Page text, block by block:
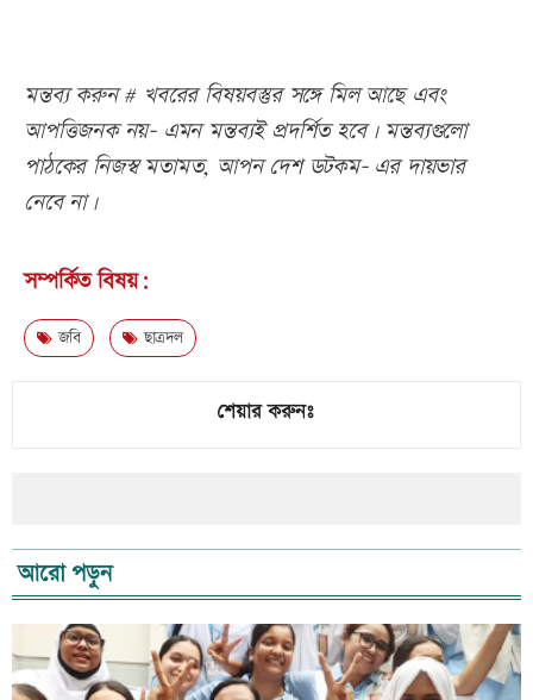
মন্তব্য করুন # খবরের বিষয়বস্তুর সঙ্গে মিল আছে এবং
আপত্তিজনক নয়- এমন মন্তব্যই প্রদর্শিত হবে। মন্তব্যগুলো
পাঠকের নিজস্ব মতামত, আপন দেশ ডটকম- এর দায়ভার
নেবে না।
সম্পর্কিত বিষয়:
জবি ছাত্রদল
শেয়ার করুনঃ
আরো পড়ুন